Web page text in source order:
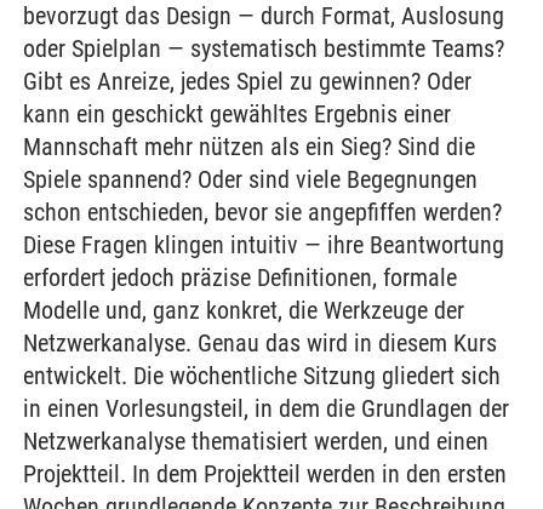
bevorzugt das Design — durch Format, Auslosung
oder Spielplan — systematisch bestimmte Teams?
Gibt es Anreize, jedes Spiel zu gewinnen? Oder
kann ein geschickt gewähltes Ergebnis einer
Mannschaft mehr nützen als ein Sieg? Sind die
Spiele spannend? Oder sind viele Begegnungen
schon entschieden, bevor sie angepfiffen werden?
Diese Fragen klingen intuitiv — ihre Beantwortung
erfordert jedoch präzise Definitionen, formale
Modelle und, ganz konkret, die Werkzeuge der
Netzwerkanalyse. Genau das wird in diesem Kurs
entwickelt. Die wöchentliche Sitzung gliedert sich
in einen Vorlesungsteil, in dem die Grundlagen der
Netzwerkanalyse thematisiert werden, und einen
Projektteil. In dem Projektteil werden in den ersten